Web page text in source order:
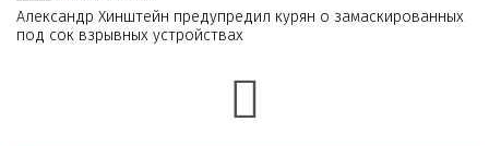
Александр Хинштейн предупредил курян о замаскированных
под сок взрывных устройствах